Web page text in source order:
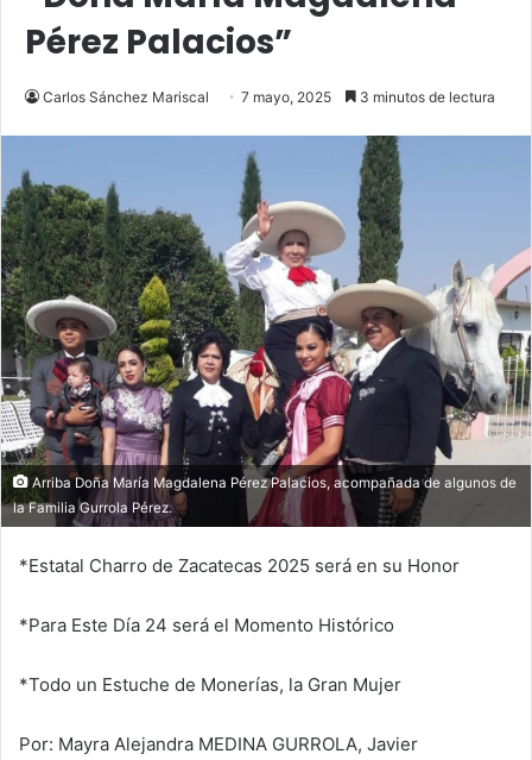
Pérez Palacios”
Carlos Sánchez Mariscal 7 mayo, 2025 3 minutos de lectura
Arriba Doña María Magdalena Pérez Palacios, acompañada de algunos de
la Familia Gurrola Pérez.
*Estatal Charro de Zacatecas 2025 será en su Honor
*Para Este Día 24 será el Momento Histórico
*Todo un Estuche de Monerías, la Gran Mujer
Por: Mayra Alejandra MEDINA GURROLA, Javier